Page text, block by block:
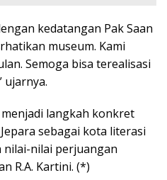
kedatangan Pak Saan
museum. Kami
Semoga bisa terealisasi
ujarnya.
langkah konkret
sebagai kota literasi
nilai-nilai perjuangan
R.A. Kartini. (*)